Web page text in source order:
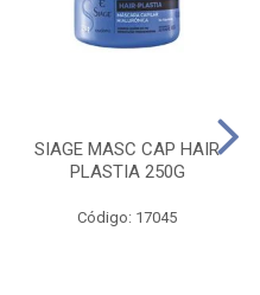
SIAGE MASC CAP HAIR
PLASTIA 250G
Código: 17045